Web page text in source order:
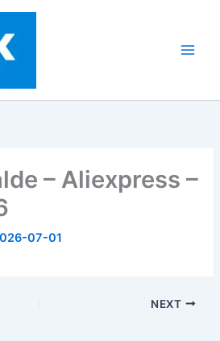
– Aliexpress –
07-01
NEXT